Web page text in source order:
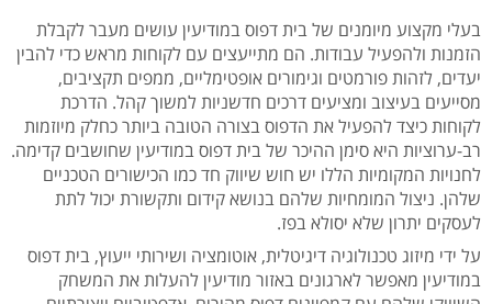
בעלי מקצוע מיומנים של בית דפוס במודיעין עושים מעבר לקבלת
הזמנות ולהפעיל עבודות. הם מתייעצים עם לקוחות מראש כדי להבין
יעדים, לזהות פורמטים וגימורים אופטימליים, ממפים תקציבים,
מסייעים בעיצוב ומציעים דרכים חדשניות למשוך קהל. הדרכת
לקוחות כיצד להפעיל את הדפוס בצורה הטובה ביותר כחלק מיוזמות
רב-ערוציות היא סימן ההיכר של בית דפוס במודיעין שחושבים קדימה.
לחנויות המקומיות הללו יש חוש שיווק חד כמו הכישורים הטכניים
שלהן. ניצול המומחיות שלהם בנושא קידום ותקשורת יכול לתת
לעסקים יתרון שלא יסולא בפז.
על ידי מיזוג טכנולוגיה דיגיטלית, אוטומציה ושירותי ייעוץ, בית דפוס
במודיעין מאפשר לארגונים באזור מודיעין להעלות את המשחק